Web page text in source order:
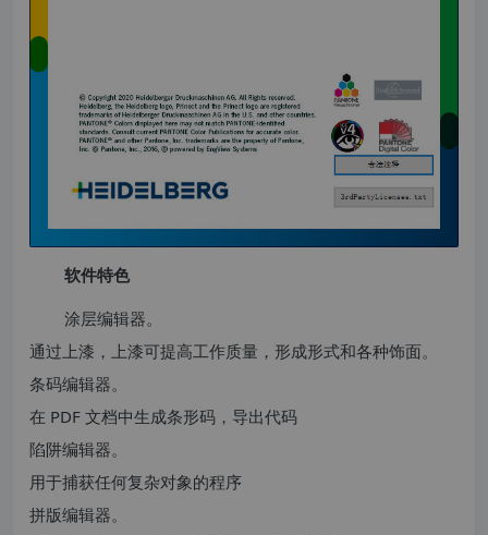
软件特色
涂层编辑器。
通过上漆，上漆可提高工作质量，形成形式和各种饰面。
条码编辑器。
在 PDF 文档中生成条形码，导出代码
陷阱编辑器。
用于捕获任何复杂对象的程序
拼版编辑器。